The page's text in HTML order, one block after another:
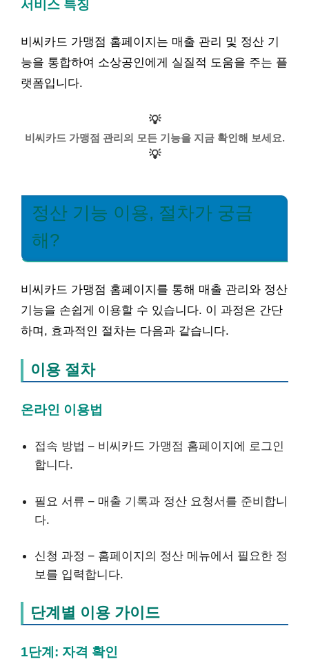
서비스 특징
비씨카드 가맹점 홈페이지는 매출 관리 및 정산 기
능을 통합하여 소상공인에게 실질적 도움을 주는 플
랫폼입니다.
💡
비씨카드 가맹점 관리의 모든 기능을 지금 확인해 보세요.
💡
정산 기능 이용, 절차가 궁금
해?
비씨카드 가맹점 홈페이지를 통해 매출 관리와 정산
기능을 손쉽게 이용할 수 있습니다. 이 과정은 간단
하며, 효과적인 절차는 다음과 같습니다.
이용 절차
온라인 이용법
접속 방법 – 비씨카드 가맹점 홈페이지에 로그인
합니다.
필요 서류 – 매출 기록과 정산 요청서를 준비합니
다.
신청 과정 – 홈페이지의 정산 메뉴에서 필요한 정
보를 입력합니다.
단계별 이용 가이드
1단계: 자격 확인